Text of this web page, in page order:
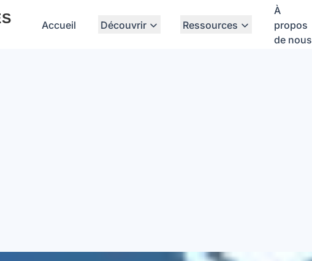
Accueil Découvrir Ressources
À
propos
de nous